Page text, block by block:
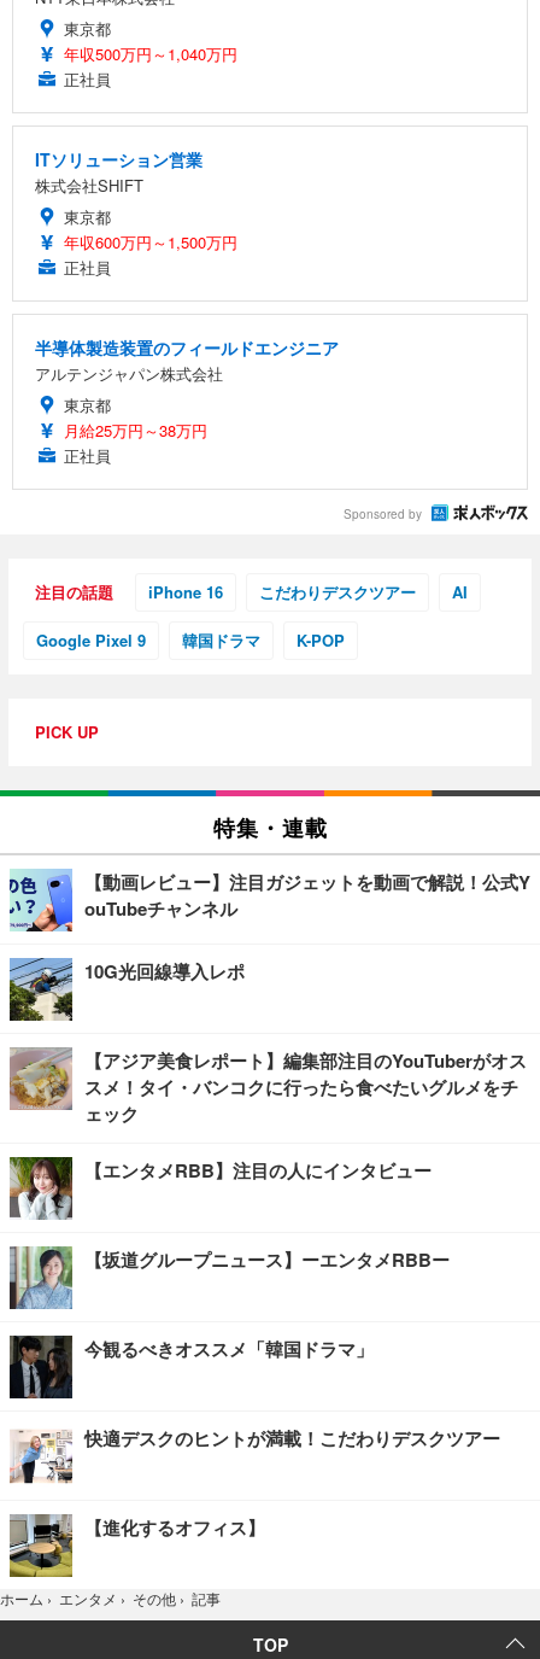
東京都
年収500万円～1,040万円
正社員
ITソリューション営業
株式会社SHIFT
東京都
年収600万円～1,500万円
正社員
半導体製造装置のフィールドエンジニア
アルテンジャパン株式会社
東京都
月給25万円～38万円
正社員
Sponsored by
注目の話題 iPhone 16 こだわりデスクツアー AI
Google Pixel 9 韓国ドラマ K-POP
PICK UP
特集・連載
【動画レビュー】注目ガジェットを動画で解説！公式Y
ouTubeチャンネル
10G光回線導入レポ
【アジア美食レポート】編集部注目のYouTuberがオス
スメ！タイ・バンコクに行ったら食べたいグルメをチ
ェック
【エンタメRBB】注目の人にインタビュー
【坂道グループニュース】ーエンタメRBBー
今観るべきオススメ「韓国ドラマ」
快適デスクのヒントが満載！こだわりデスクツアー
【進化するオフィス】
ホーム › エンタメ › その他 › 記事
TOP